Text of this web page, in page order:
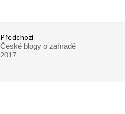
Předchozí
České blogy o zahradě
2017